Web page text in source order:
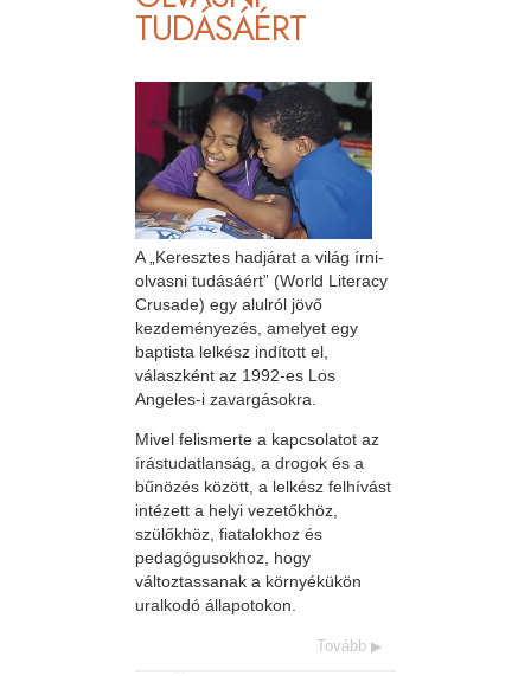
TUDÁSÁÉRT
A „Keresztes hadjárat a világ írni-
olvasni tudásáért” (World Literacy
Crusade) egy alulról jövő
kezdeményezés, amelyet egy
baptista lelkész indított el,
válaszként az 1992-es Los
Angeles-i zavargásokra.
Mivel felismerte a kapcsolatot az
írástudatlanság, a drogok és a
bűnözés között, a lelkész felhívást
intézett a helyi vezetőkhöz,
szülőkhöz, fiatalokhoz és
pedagógusokhoz, hogy
változtassanak a környékükön
uralkodó állapotokon.
Tovább